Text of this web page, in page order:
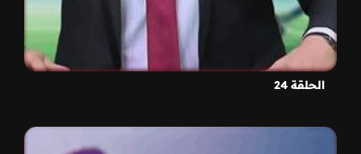
الحلقة 24